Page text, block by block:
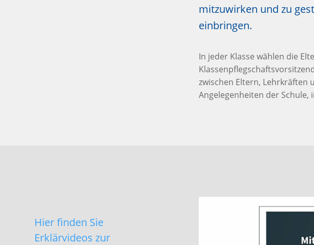
mitzuwirken und zu
einbringen.
In jeder Klasse wählen die
zwischen Eltern, Lehrkräften
Angelegenheiten der
Hier finden Sie
Erklärvideos zur